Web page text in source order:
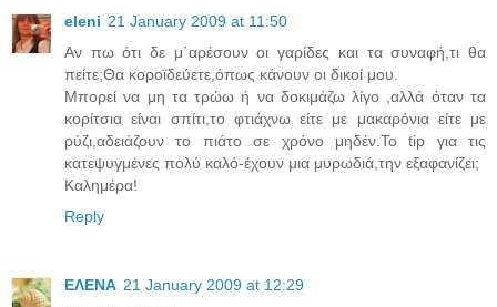
eleni 21 January 2009 at 11:50
Αν πω ότι δε μ΄αρέσουν οι γαρίδες και τα συναφή,τι θα
πείτε;Θα κοροϊδεύετε,όπως κάνουν οι δικοί μου.
Μπορεί να μη τα τρώω ή να δοκιμάζω λίγο ,αλλά όταν τα
κορίτσια είναι σπίτι,το φτιάχνω είτε με μακαρόνια είτε με
ρύζι,αδειάζουν το πιάτο σε χρόνο μηδέν.Το tip για τις
κατεψυγμένες πολύ καλό-έχουν μια μυρωδιά,την εξαφανίζει;
Καλημέρα!
Reply
ΕΛΕΝΑ 21 January 2009 at 12:29